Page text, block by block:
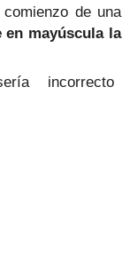
de una
en mayúscula la
incorrecto